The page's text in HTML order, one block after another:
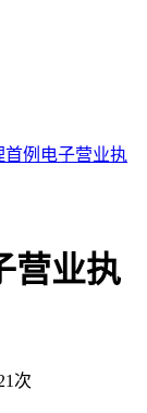
首例电子营业执
营业执
次